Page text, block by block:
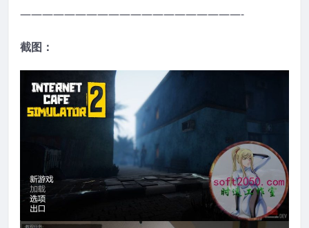
————————————————————-
截图：